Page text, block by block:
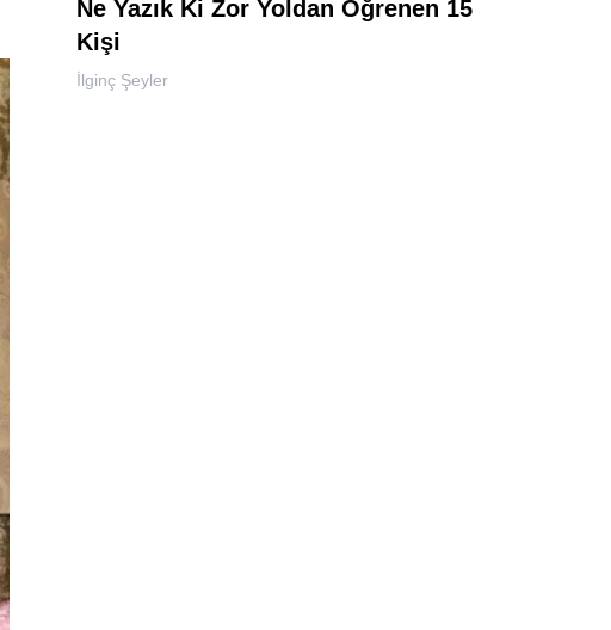
Ne Yazık Ki Zor Yoldan Öğrenen 15
Kişi
İlginç Şeyler